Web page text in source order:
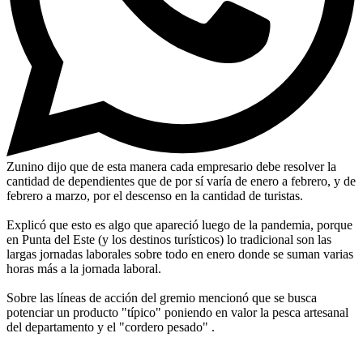
Zunino dijo que de esta manera cada empresario debe resolver la
cantidad de dependientes que de por sí varía de enero a febrero, y de
febrero a marzo, por el descenso en la cantidad de turistas.
Explicó que esto es algo que apareció luego de la pandemia, porque
en Punta del Este (y los destinos turísticos) lo tradicional son las
largas jornadas laborales sobre todo en enero donde se suman varias
horas más a la jornada laboral.
Sobre las líneas de acción del gremio mencionó que se busca
potenciar un producto "típico" poniendo en valor la pesca artesanal
del departamento y el "cordero pesado" .